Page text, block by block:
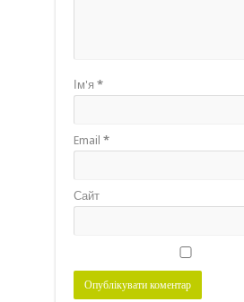
Ім'я *
Email *
Сайт